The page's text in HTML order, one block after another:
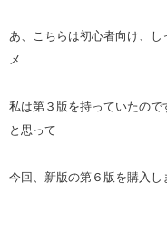
あ、こちらは初心者向け、
メ
私は第３版を持っていたの
と思って
今回、新版の第６版を購入し